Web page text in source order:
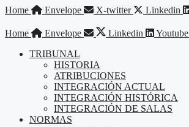
Saltar
contenido
Home Envelope X-twitter Linkedin
Home Envelope Linkedin
Youtube
TRIBUNAL
HISTORIA
ATRIBUCIONES
INTEGRACIÓN ACTUAL
INTEGRACIÓN HISTÓRICA
INTEGRACIÓN DE SALAS
NORMAS